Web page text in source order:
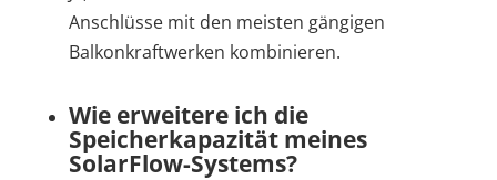
Anschlüsse mit den meisten gängigen
Balkonkraftwerken kombinieren.
Wie erweitere ich die
Speicherkapazität meines
SolarFlow-Systems?